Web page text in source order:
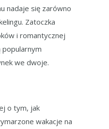
nadaje się zarówno
Zatoczka
i romantycznej
we dwoje.
o tym, jak
wakacje na